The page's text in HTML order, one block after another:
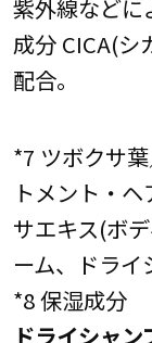
紫外線などに
成分 CICA(シ
配合。
*7 ツボクサ
トメント・
サエキス(ボ
ーム、ドラ
*8 保湿成分
ドライシャ